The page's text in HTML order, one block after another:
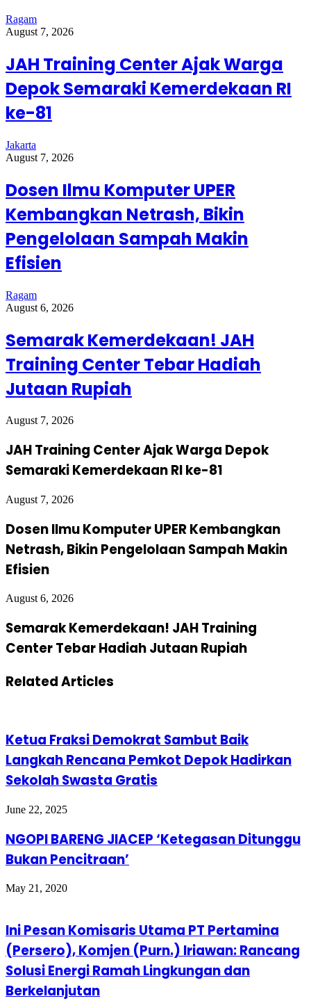
Ragam
August 7, 2026
JAH Training Center Ajak Warga
Depok Semaraki Kemerdekaan RI
ke-81
Jakarta
August 7, 2026
Dosen Ilmu Komputer UPER
Kembangkan Netrash, Bikin
Pengelolaan Sampah Makin
Efisien
Ragam
August 6, 2026
Semarak Kemerdekaan! JAH
Training Center Tebar Hadiah
Jutaan Rupiah
August 7, 2026
JAH Training Center Ajak Warga Depok
Semaraki Kemerdekaan RI ke-81
August 7, 2026
Dosen Ilmu Komputer UPER Kembangkan
Netrash, Bikin Pengelolaan Sampah Makin
Efisien
August 6, 2026
Semarak Kemerdekaan! JAH Training
Center Tebar Hadiah Jutaan Rupiah
Related Articles
Ketua Fraksi Demokrat Sambut Baik
Langkah Rencana Pemkot Depok Hadirkan
Sekolah Swasta Gratis
June 22, 2025
NGOPI BARENG JIACEP ‘Ketegasan Ditunggu
Bukan Pencitraan’
May 21, 2020
Ini Pesan Komisaris Utama PT Pertamina
(Persero), Komjen (Purn.) Iriawan: Rancang
Solusi Energi Ramah Lingkungan dan
Berkelanjutan